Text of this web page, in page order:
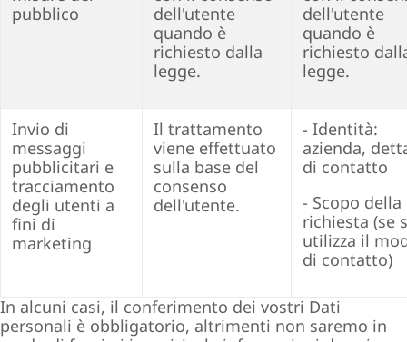
pubblico
dell'utente
quando è
richiesto dalla
legge.
dell'utente
quando è
richiesto
legge.
Invio di
messaggi
pubblicitari e
tracciamento
degli utenti a
fini di
marketing
Il trattamento
viene effettuato
sulla base del
consenso
dell'utente.
- Identità:
azienda,
di contatto
- Scopo della
richiesta (se
utilizza il
di contatto)
In alcuni casi, il conferimento dei vostri Dati
personali è obbligatorio, altrimenti non saremo in